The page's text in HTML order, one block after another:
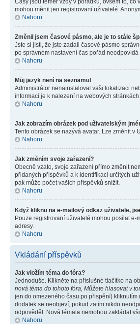
Časy jsou téměř vždy v pořádku, ovšem to,
mohou měnit jen registrovaní uživatelé.
Nahoru
Změnil jsem časové pásmo, ale je to stále
Jste si jisti, že jste zadali časové pásmo
po správném nastavení čas pořád
Nahoru
Můj jazyk není na seznamu!
Administrátor nenainstaloval vaši lokalizaci
informací je k nalezení na webových
Nahoru
Jak zobrazím obrázek pod uživatelským
Tento obrázek se nazývá avatar. Lze změnit
Nahoru
Jak změním svoje zařazení?
Obecně vzato, svoje zařazení přímo změnit
přidaných příspěvků a k identifikaci určitých
pak může počet vašich příspěvků snížit.
Nahoru
Když kliknu na e-mailový odkaz uživatele,
Pouze registrovaní uživatelé mohou posílat
adresy.
Nahoru
Vkládání příspěvků
Jak vložím téma do fóra?
Jednoduše. Klikněte na příslušné tlačítko na
nová téma do tohoto fóra, Můžete hlasovat v
jen do omezeného času po přispění)
dodatek se neobjeví, pokud zatím nikdo
odpověděl. Nová témata nemohou zakládat
Nahoru